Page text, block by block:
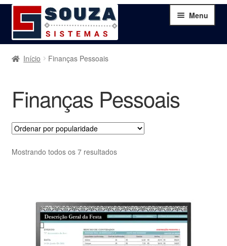
Pular
para
navegação
Pular
para
o
conteúdo
Menu
Home
Serviços
Produtos
Minha Conta
Início Finanças Pessoais
Finanças Pessoais
Mostrando todos os 7 resultadosClassificado